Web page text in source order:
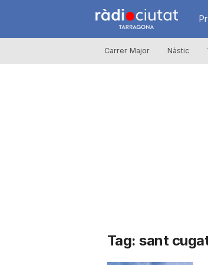
R
à
i
Carrer Major Nàstic
Tag: sant